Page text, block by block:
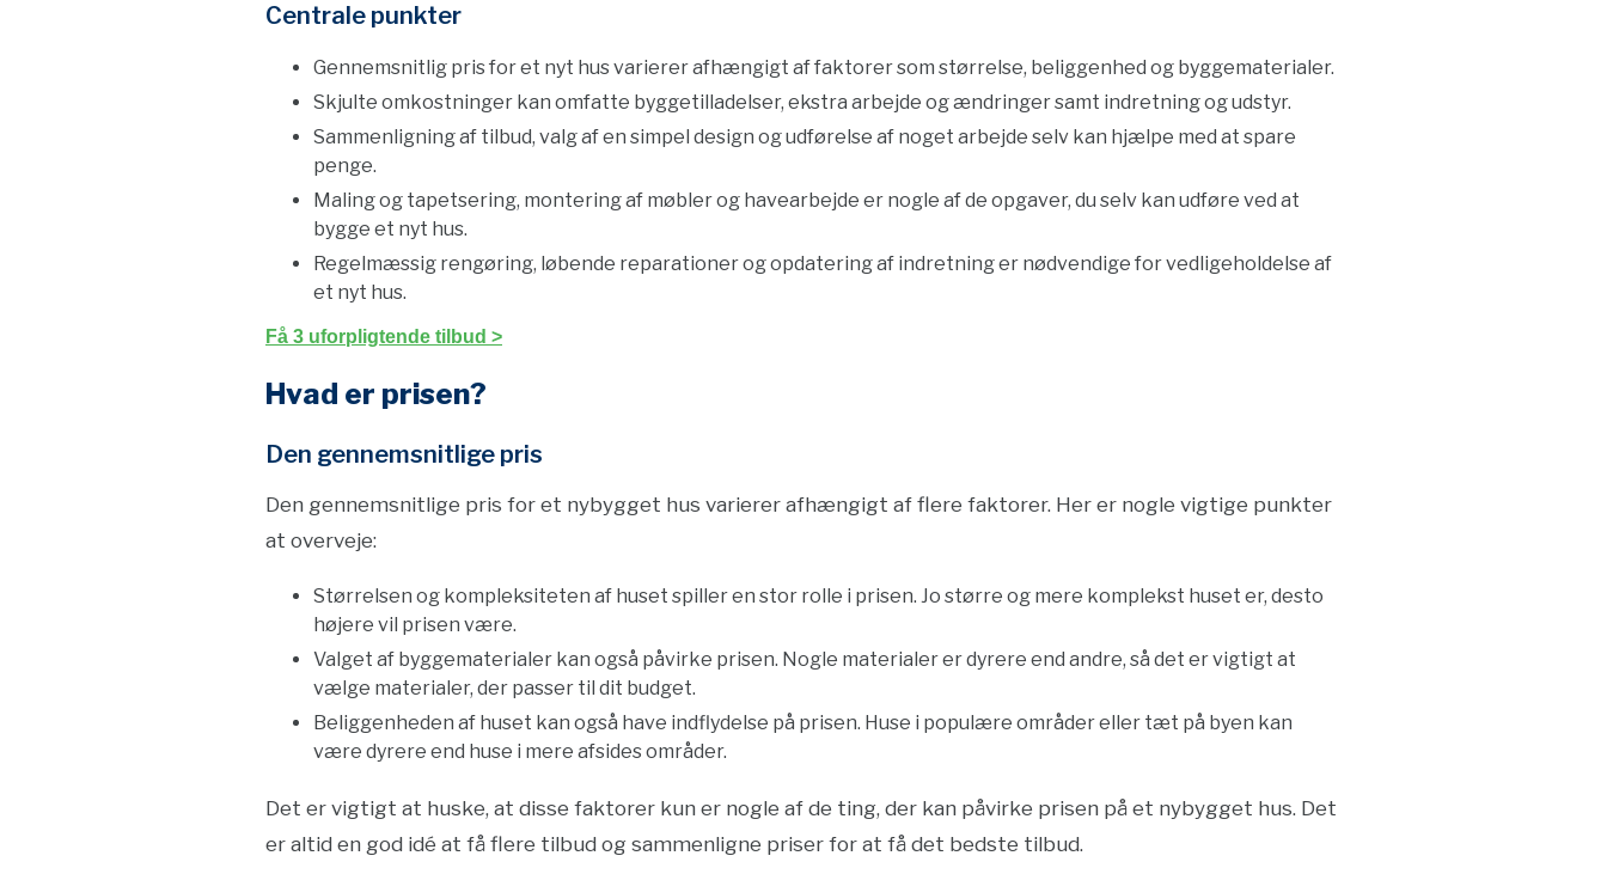
Centrale punkter
Gennemsnitlig pris for et nyt hus varierer afhængigt af faktorer som størrelse, beliggenhed og byggematerialer.
Skjulte omkostninger kan omfatte byggetilladelser, ekstra arbejde og ændringer samt indretning og udstyr.
Sammenligning af tilbud, valg af en simpel design og udførelse af noget arbejde selv kan hjælpe med at spare
penge.
Maling og tapetsering, montering af møbler og havearbejde er nogle af de opgaver, du selv kan udføre ved at
bygge et nyt hus.
Regelmæssig rengøring, løbende reparationer og opdatering af indretning er nødvendige for vedligeholdelse af
et nyt hus.
Få 3 uforpligtende tilbud >
Hvad er prisen?
Den gennemsnitlige pris
Den gennemsnitlige pris for et nybygget hus varierer afhængigt af flere faktorer. Her er nogle vigtige punkter
at overveje:
Størrelsen og kompleksiteten af huset spiller en stor rolle i prisen. Jo større og mere komplekst huset er, desto
højere vil prisen være.
Valget af byggematerialer kan også påvirke prisen. Nogle materialer er dyrere end andre, så det er vigtigt at
vælge materialer, der passer til dit budget.
Beliggenheden af huset kan også have indflydelse på prisen. Huse i populære områder eller tæt på byen kan
være dyrere end huse i mere afsides områder.
Det er vigtigt at huske, at disse faktorer kun er nogle af de ting, der kan påvirke prisen på et nybygget hus. Det
er altid en god idé at få flere tilbud og sammenligne priser for at få det bedste tilbud.